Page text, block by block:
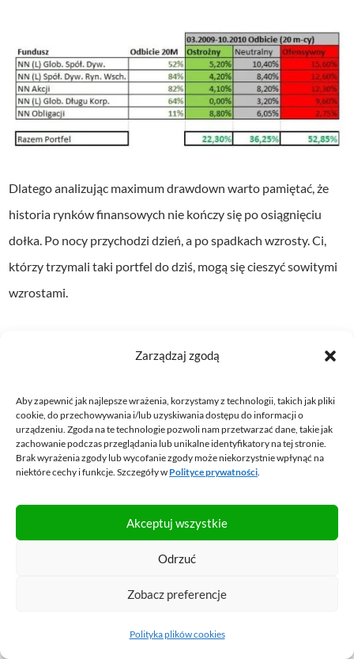
Zarządzaj zgodą
Aby zapewnić jak najlepsze wrażenia, korzystamy z technologii, takich jak pliki
cookie, do przechowywania i/lub uzyskiwania dostępu do informacji o
urządzeniu. Zgoda na te technologie pozwoli nam przetwarzać dane, takie jak
zachowanie podczas przeglądania lub unikalne identyfikatory na tej stronie.
Brak wyrażenia zgody lub wycofanie zgody może niekorzystnie wpłynąć na
niektóre cechy i funkcje. Szczegóły w Polityce prywatności.
Akceptuj wszystkie
Odrzuć
Zobacz preferencje
Polityka plików cookies
Dlatego analizując maximum drawdown warto pamiętać, że
historia rynków finansowych nie kończy się po osiągnięciu
dołka. Po nocy przychodzi dzień, a po spadkach wzrosty. Ci,
którzy trzymali taki portfel do dziś, mogą się cieszyć sowitymi
wzrostami.
A ile da się na tym zarobić?
I to jest oczywiście niezmiernie trudne pytanie, bowiem
wymaga przewidywania przyszłości, co nie jest możliwe.
Pewne wskazówki tkwią wprawdzie w przeszłości (średnie
historyczne stopy zwrotu). Jednak po blisko 10 latach hossy
takie założenia byłyby zbyt optymistyczne.
Dlatego podszedłem do tematu nieco inaczej.
największe firmy inwestycyjne na świecie, dysponujące